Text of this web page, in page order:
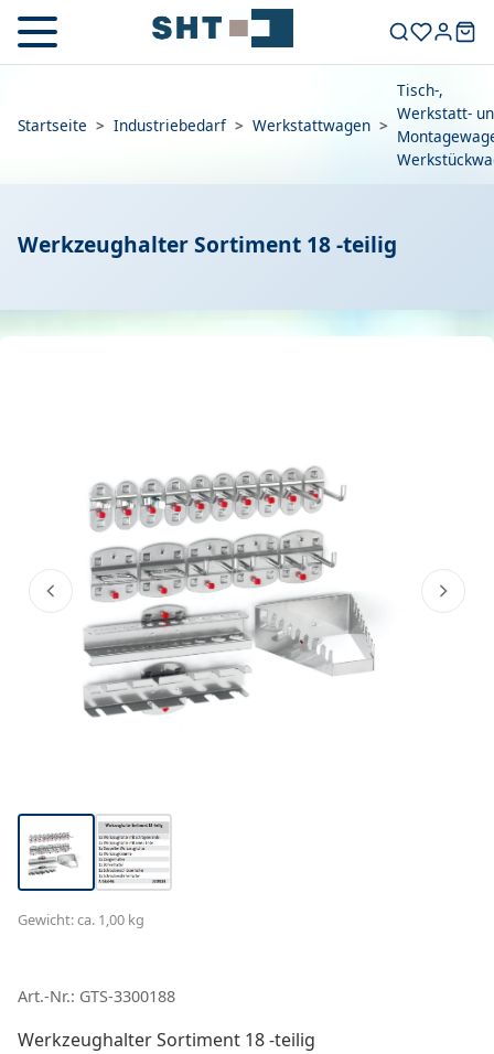
Startseite > Industriebedarf > Werkstattwagen >
Tisch-,
Werkstatt-
Werkzeughalter Sortiment 18 -teilig
Gewicht: ca. 1,00 kg
Art.-Nr.: GTS-3300188
Werkzeughalter Sortiment 18 -teilig